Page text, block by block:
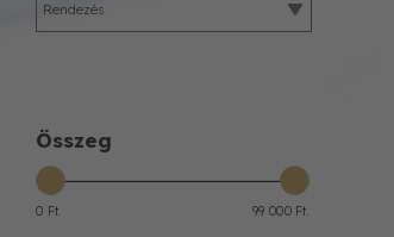
Rendezés
Összeg
0 Ft. 99 000 Ft.